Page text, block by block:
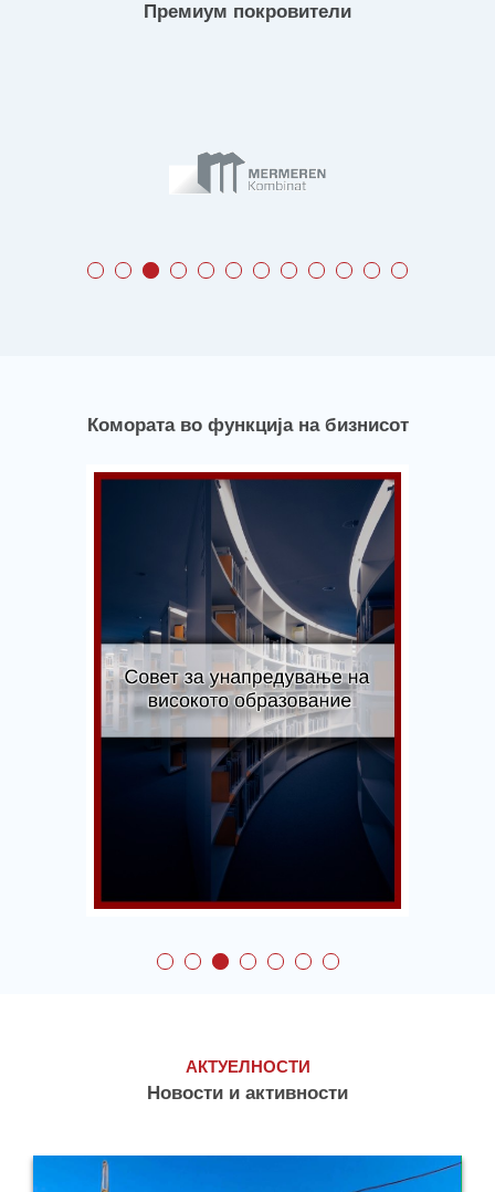
Премиум покровители
Комората во функција на бизнисот
Совет за
АКТУЕЛНОСТИ
Новости и активности